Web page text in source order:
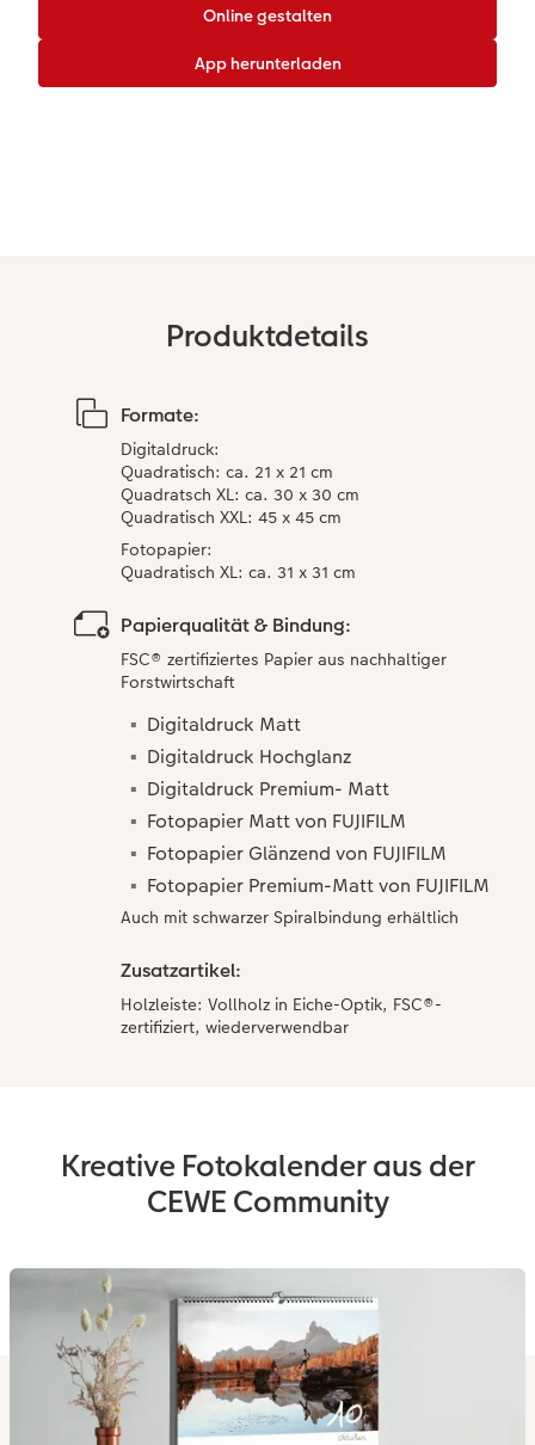
CEWE myPhotos
Gestaltungsideen
Wandgestaltung
Mehrteiler
Karte mit Einsteckfoto
Einzelkarten
Kundenbeispiele
CEWE Geschenkgutschein
Produktdetails
Formate:
Digitaldruck:​
Quadratisch: ca. 21 x 21 cm​
Quadratsch XL: ca. 30 x 30 cm​
Quadratisch XXL: 45 x 45 cm​
Fotopapier​:
Quadratisch XL: ca. 31 x 31 cm
Papierqualität & Bindung:
FSC® zertifiziertes Papier aus nachhaltiger
Forstwirtschaft
Digitaldruck Matt
Digitaldruck Hochglanz
Digitaldruck Premium- Matt
Fotopapier Matt von FUJIFILM
Fotopapier Glänzend von FUJIFILM
Fotopapier Premium-Matt von FUJIFILM
Auch mit schwarzer Spiralbindung erhältlich
Zusatzartikel:
Holzleiste: Vollholz in Eiche-Optik, FSC®-
zertifiziert, wiederverwendbar
Kreative Fotokalender aus der
CEWE Community